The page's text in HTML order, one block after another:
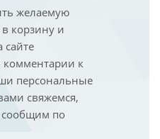
желаемую
корзину и
сайте
комментарии к
персональные
свяжемся,
по